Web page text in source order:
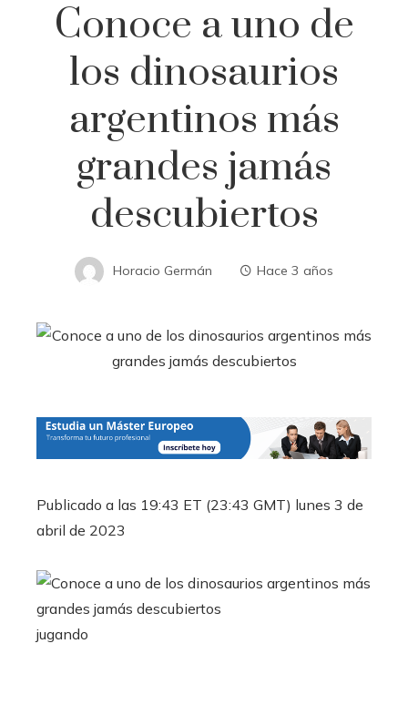
Conoce a uno de
los dinosaurios
argentinos más
grandes jamás
descubiertos
Horacio Germán Hace 3 años
Publicado a las 19:43 ET (23:43 GMT) lunes 3 de
abril de 2023
jugando